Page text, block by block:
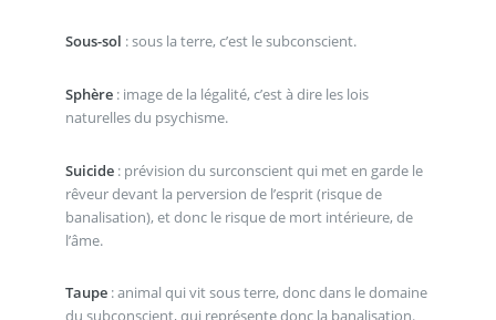
Sous-sol : sous la terre, c’est le subconscient.
Sphère: image de la légalité, c’est à dire les lois
naturelles du psychisme.
Suicide: prévision du surconscient qui met en garde le
rêveur devant la perversion de l’esprit (risque de
banalisation), et donc le risque de mort intérieure, de
l’âme.
Taupe: animal qui vit sous terre, donc dans le domaine
du subconscient, qui représente donc la banalisation.